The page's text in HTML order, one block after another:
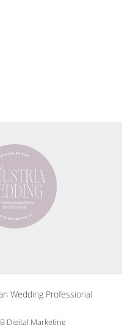
Wedding Professional
Digital Marketing